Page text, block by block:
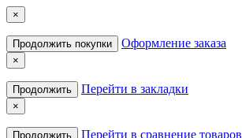
×
Продолжить покупки Оформление заказа
×
Продолжить Перейти в закладки
×
Продолжить Перейти в сравнение товаров